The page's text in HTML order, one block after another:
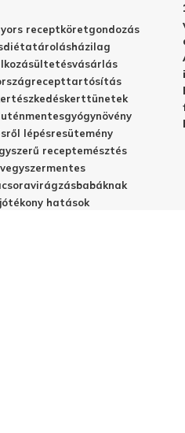
receptköretgondozás
diétatárolásházilag
ültetésvásárlás
recepttartósítás
kerttünetek
gyógynövény
lépésresütemény
receptemésztés
vegyszermentes
virágzásbabáknak
jótékony hatások